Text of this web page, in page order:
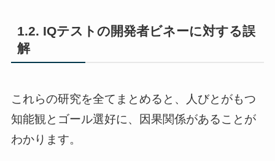
1.2. IQテストの開発者ビネーに対する誤
解
これらの研究を全てまとめると、人びとがもつ
知能観とゴール選好に、因果関係があることが
わかります。